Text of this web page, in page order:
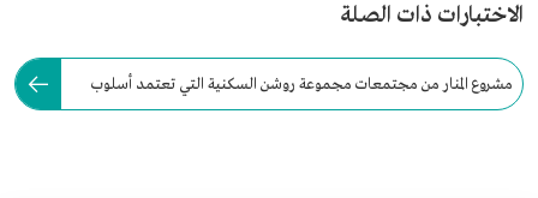
الاختبارات ذات الصلة
مشروع المنار من مجتمعات مجموعة روشن السكنية التي تعتمد أسلوب